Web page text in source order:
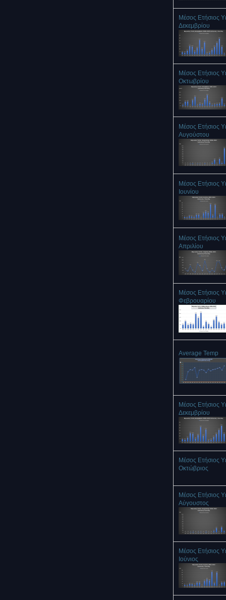
Μέσος Ετήσιος
Δεκεμβρίου
Μέσος Ετήσιος
Οκτωβρίου
Μέσος Ετήσιος
Αυγούστου
Μέσος Ετήσιος
Ιουνίου
Μέσος Ετήσιος
Απριλίου
Μέσος Ετήσιος
Φεβρουαρίου
Average Temp
Μέσος Ετήσιος
Δεκεμβρίου
Μέσος Ετήσιος
Οκτώβριος
Μέσος Ετήσιος
Αύγουστος
Μέσος Ετήσιος
Ιούνιος